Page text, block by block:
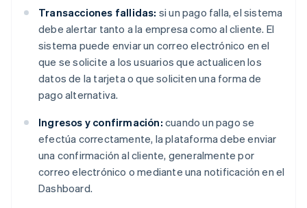
Transacciones fallidas: si un pago falla, el sistema
debe alertar tanto a la empresa como al cliente. El
sistema puede enviar un correo electrónico en el
que se solicite a los usuarios que actualicen los
datos de la tarjeta o que soliciten una forma de
pago alternativa.
Ingresos y confirmación: cuando un pago se
efectúa correctamente, la plataforma debe enviar
una confirmación al cliente, generalmente por
correo electrónico o mediante una notificación en el
Dashboard.